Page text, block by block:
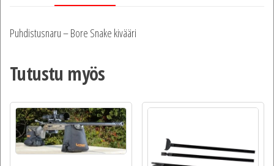
Puhdistusnaru – Bore Snake kivääri
Tutustu myös